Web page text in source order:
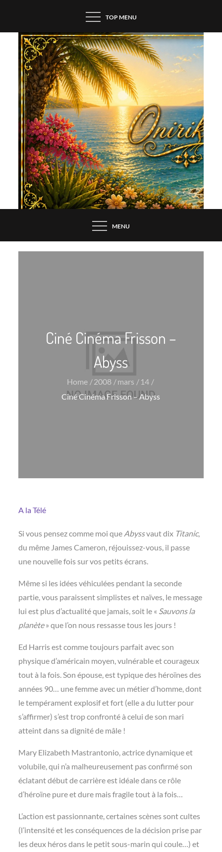
content
TOP MENU
MENU
Ciné Cinéma Frisson –
Abyss
Home 2008 mars
14
Ciné Cinéma Frisson – Abyss
A la Télé
Si vous pensez comme moi que Abyssvaut dix Titanic,
du même James Cameron, réjouissez-vous, il passe
une nouvelle fois sur vos petits écrans.
Même si les idées véhiculées pendant la seconde
partie, vous paraissent simplistes et naïves, le message
lui est plus d’actualité que jamais, soit le « Sauvons la
planète» que l’on nous ressasse tous les jours !
Ed Harris est comme toujours parfait avec son
physique d’américain moyen, vulnérable et courageux
tout à la fois. Son épouse, est typique des héroïnes des
années 90… une femme avec un métier d’homme, dont
le tempérament explosif et fort (elle a du lutter pour
s’affirmer) s’est trop confronté à celui de son mari
atteint dans sa dignité de mâle !
Mary Elizabeth Mastrantonio, actrice dynamique et
volubile, qui n’a malheureusement pas confirmé son
éclatant début de carrière est idéale dans ce rôle
d’héroïne pure et dure mais fragile tout à la fois…
L’action est passionnante, certaines scènes sont cultes
(l’intensité et les conséquences de la décision prise par
les deux héros dans le petit sous-marin qui coule…) et